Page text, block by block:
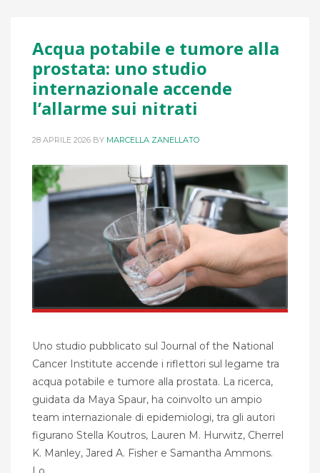
Acqua potabile e tumore alla
prostata: uno studio
internazionale accende
l’allarme sui nitrati
28 APRILE 2026 BY MARCELLA ZANELLATO
Uno studio pubblicato sul Journal of the National
Cancer Institute accende i riflettori sul legame tra
acqua potabile e tumore alla prostata. La ricerca,
guidata da Maya Spaur, ha coinvolto un ampio
team internazionale di epidemiologi, tra gli autori
figurano Stella Koutros, Lauren M. Hurwitz, Cherrel
K. Manley, Jared A. Fisher e Samantha Ammons.